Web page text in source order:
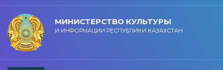
МИНИСТЕРСТВО КУЛЬТУРЫ
И ИНФОРМАЦИИ РЕСПУБЛИКИ КАЗАХСТАН